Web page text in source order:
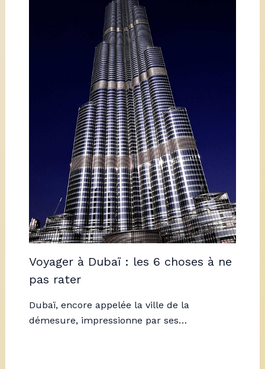
Voyager à Dubaï : les 6 choses à ne
pas rater
Dubaï, encore appelée la ville de la
démesure, impressionne par ses…